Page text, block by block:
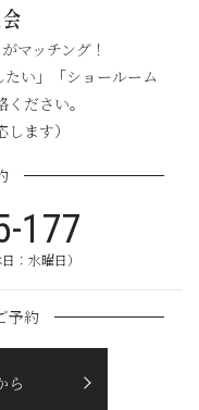
マッチング！
い」「ショールーム
ださい。
ます）
177
：水曜日）
予約
ら